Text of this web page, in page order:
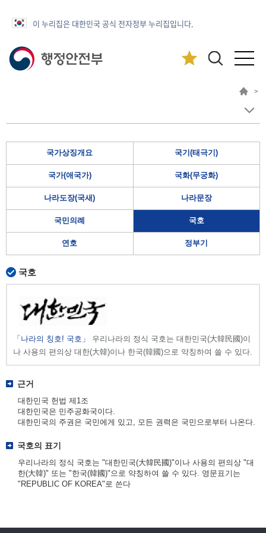
이 누리집은 대한민국 공식 전자정부 누리집입니다.
>
국가상징개요 국기(태극기)
국가(애국가) 국화(무궁화)
나라도장(국새) 나라문장
국민의례 국호
연호 정부기
국호
「나라의 칭호! 국호」
우리나라의 정식 국호는 대한민국(大韓民國)이
나 사용의 편의상 대한(大韓)이나 한국(韓國)으로 약칭하여 쓸 수 있다.
근거
대한민국 헌법 제1조
대한민국은 민주공화국이다.
대한민국의 주권은 국민에게 있고, 모든 권력은 국민으로부터 나온다.
국호의 표기
우리나라의 정식 국호는 "대한민국(大韓民國)"이나 사용의 편의상 "대
한(大韓)" 또는 "한국(韓國)"으로 약칭하여 쓸 수 있다. 영문표기는
"REPUBLIC OF KOREA"로 쓴다